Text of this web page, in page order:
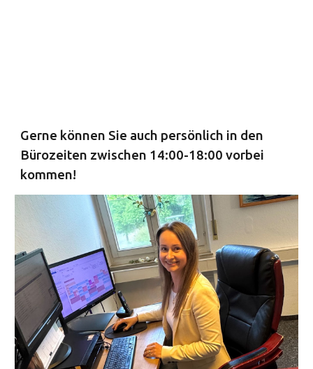
Gerne können Sie auch persönlich in den
Bürozeiten zwischen 14:00-18:00 vorbei
kommen!